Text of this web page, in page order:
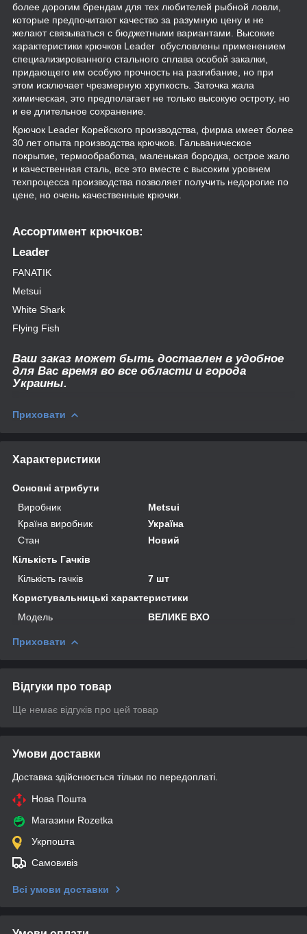
более дорогим брендам для тех любителей рыбной ловли,
которые предпочитают качество за разумную цену и не
желают связываться с бюджетными вариантами. Высокие
характеристики крючков Leader обусловлены применением
специализированного стального сплава особой закалки,
придающего им особую прочность на разгибание, но при
этом исключает чрезмерную хрупкость. Заточка жала
химическая, это предполагает не только высокую остроту, но
и ее длительное сохранение.
Крючок Leader Корейского производства, фирма имеет более
30 лет опыта производства крючков. Гальваническое
покрытие, термообработка, маленькая бородка, острое жало
и качественная сталь, все это вместе с высоким уровнем
техпроцесса производства позволяет получить недорогие по
цене, но очень качественные крючки.
Ассортимент крючков:
Leader
FANATIK
Metsui
White Shark
Flying Fish
Ваш заказ может быть доставлен в удобное
для Вас время во все области и города
Украины.
Приховати
Характеристики
Основні атрибути
Виробник
Metsui
Країна виробник
Україна
Стан
Новий
Кількість Гачків
Кількість гачків
7 шт
Користувальницькі характеристики
Мoдель
ВЕЛИКЕ ВХО
Приховати
Відгуки про товар
Ще немає відгуків про цей товар
Умови доставки
Доставка здійснюється тільки по передоплаті.
Нова Пошта
Магазини Rozetka
Укрпошта
Самовивіз
Всі умови доставки